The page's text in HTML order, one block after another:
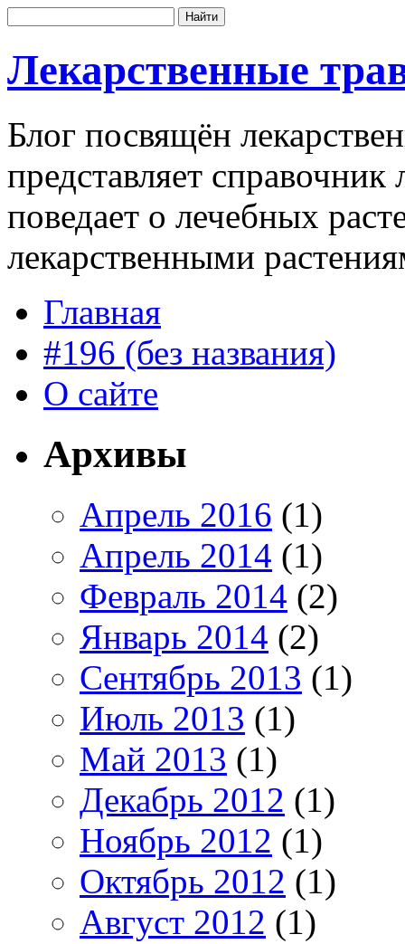
Лекарственные
Блог посвящён
представляет
поведает о лечебных
лекарственными
Главная
#196 (без названия)
О сайте
Архивы
Апрель 2016 (1)
Апрель 2014 (1)
Февраль 2014 (2)
Январь 2014 (2)
Сентябрь 2013 (1)
Июль 2013 (1)
Май 2013 (1)
Декабрь 2012 (1)
Ноябрь 2012 (1)
Октябрь 2012 (1)
Август 2012 (1)